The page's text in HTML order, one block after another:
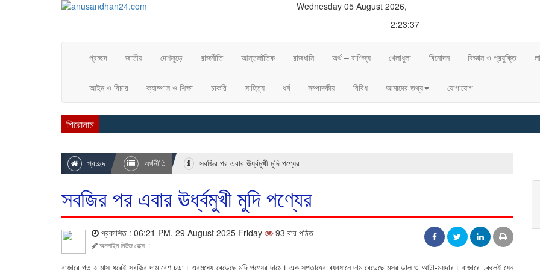
Wednesday 05 August 2026,
2:23:38
প্রচ্ছদ জাতীয় দেশজুড়ে রাজনীতি আন্তর্জাতিক রাজধানি অর্থ – বাণিজ্য খেলাধুলা বিনোদন বিজ্ঞান ও প্রযুক্তি
আইন ও বিচার ক্যাম্পাস ও শিক্ষা চাকরি সাহিত্য ধর্ম সম্পাদকীয় বিবিধ আমাদের তথ্য যোগাযোগ
শিরোনাম
প্রচ্ছদ অর্থনীতি সবজির পর এবার ঊর্ধ্বমুখী মুদি পণ্যের
সবজির পর এবার ঊর্ধ্বমুখী মুদি পণ্যের
প্রকাশিত : 06:21 PM, 29 August 2025 Friday 93 বার পঠিত
অনলাইন নিউজ ডেক্স :
বাজারে গত ২ মাস ধরেই সবজির দাম বেশ চড়া। এরমধ্যে বেড়েছে মুদি পণ্যের দামে। এক সপ্তাহের ব্যবধানে দাম বেড়েছে মসুর ডাল ও আটা-ময়দার। বাজারে ঢুকলেই যেন